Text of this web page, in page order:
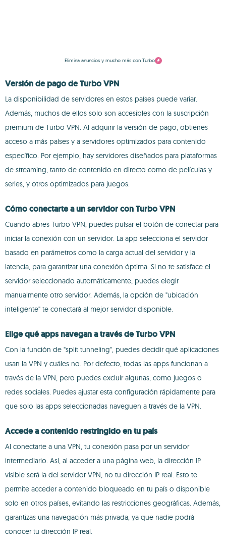
Elimina anuncios y mucho más con Turbo
Versión de pago de Turbo VPN
La disponibilidad de servidores en estos países puede variar.
Además, muchos de ellos solo son accesibles con la suscripción
premium de Turbo VPN. Al adquirir la versión de pago, obtienes
acceso a más países y a servidores optimizados para contenido
específico. Por ejemplo, hay servidores diseñados para plataformas
de streaming, tanto de contenido en directo como de películas y
series, y otros optimizados para juegos.
Cómo conectarte a un servidor con Turbo VPN
Cuando abres Turbo VPN, puedes pulsar el botón de conectar para
iniciar la conexión con un servidor. La app selecciona el servidor
basado en parámetros como la carga actual del servidor y la
latencia, para garantizar una conexión óptima. Si no te satisface el
servidor seleccionado automáticamente, puedes elegir
manualmente otro servidor. Además, la opción de "ubicación
inteligente" te conectará al mejor servidor disponible.
Elige qué apps navegan a través de Turbo VPN
Con la función de "split tunneling", puedes decidir qué aplicaciones
usan la VPN y cuáles no. Por defecto, todas las apps funcionan a
través de la VPN, pero puedes excluir algunas, como juegos o
redes sociales. Puedes ajustar esta configuración rápidamente para
que solo las apps seleccionadas naveguen a través de la VPN.
Accede a contenido restringido en tu país
Al conectarte a una VPN, tu conexión pasa por un servidor
intermediario. Así, al acceder a una página web, la dirección IP
visible será la del servidor VPN, no tu dirección IP real. Esto te
permite acceder a contenido bloqueado en tu país o disponible
solo en otros países, evitando las restricciones geográficas. Además,
garantizas una navegación más privada, ya que nadie podrá
conocer tu dirección IP real.